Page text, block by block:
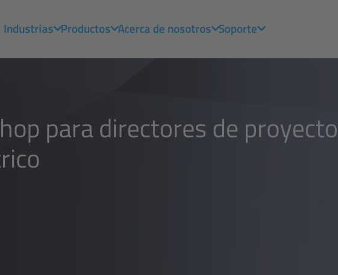
Industrias Productos Acerca de nosotros Soporte
para directores de